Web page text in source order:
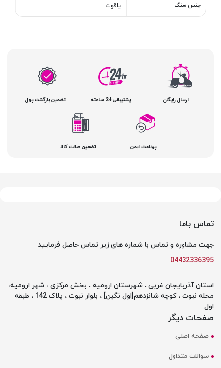
جنس سنگ یاقوت
ارسال رایگان پشتیبانی 24 ساعته تضمین بازگشت پول
پرداخت ایمن تضمین صالت کالا
تماس باما
جهت مشاوره و تماس با شماره های زیر تماس حاصل فرمایید.
04432336395
استان آذربایجان غربی ، شهرستان ارومیه ، بخش مرکزی ، شهر ارومیه،
محله نبوت ، کوچه شانزدهم[اول نگین] ، بلوار نبوت ، پلاک 142 ، طبقه
اول
صفحات دیگر
صفحه اصلی
سوالات متداول